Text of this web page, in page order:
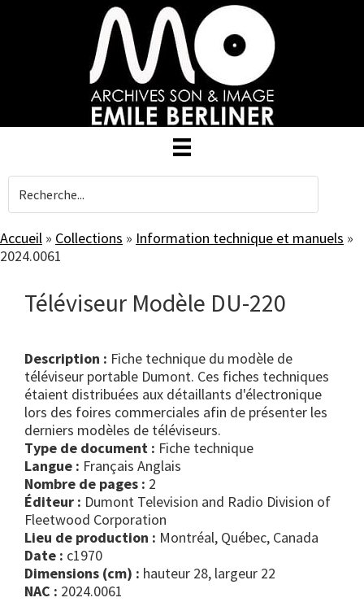
Accueil » Collections » Information technique et manuels »
2024.0061
Téléviseur Modèle DU-220
Description : Fiche technique du modèle de
téléviseur portable Dumont. Ces fiches techniques
étaient distribuées aux détaillants d'électronique
lors des foires commerciales afin de présenter les
derniers modèles de téléviseurs.
Type de document :
fiche technique
Langue : Français Anglais
Nombre de pages : 2
Éditeur : Dumont Television and Radio Division of
Fleetwood Corporation
Lieu de production : Montréal, Québec, Canada
Date : c1970
Dimensions (cm) : hauteur 28, largeur 22
NAC : 2024.0061